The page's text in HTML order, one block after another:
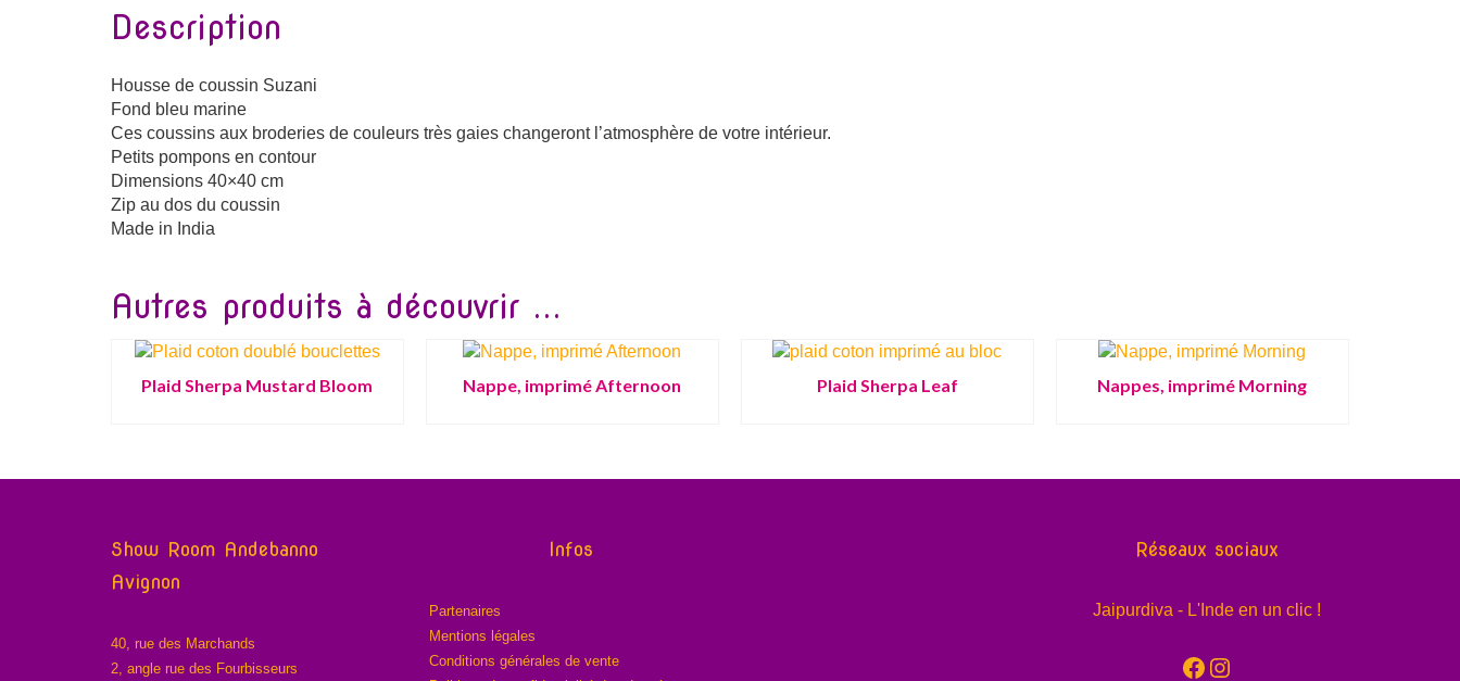
Description
Housse de coussin Suzani
Fond bleu marine
Ces coussins aux broderies de couleurs très gaies changeront l’atmosphère de votre intérieur.
Petits pompons en contour
Dimensions 40×40 cm
Zip au dos du coussin
Made in India
Autres produits à découvrir ...
Plaid Sherpa Mustard Bloom Nappe, imprimé Afternoon Plaid Sherpa Leaf Nappes, imprimé Morning
Show Room Andebanno
Avignon
40, rue des Marchands
2, angle rue des Fourbisseurs
Infos
Partenaires
Mentions légales
Conditions générales de vente
Réseaux sociaux
Jaipurdiva - L'Inde en un clic !
Facebook
Instagram